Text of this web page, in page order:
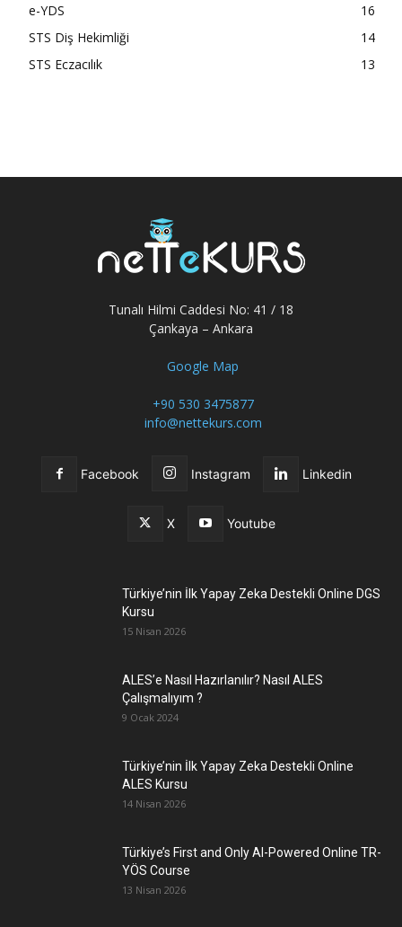
e-YDS
16
STS Diş Hekimliği
14
STS Eczacılık
13
Tunalı Hilmi Caddesi No: 41 / 18
Çankaya – Ankara
Google Map
+90 530 3475877
info@nettekurs.com
Facebook Instagram Linkedin
X Youtube
Türkiye’nin İlk Yapay Zeka Destekli Online DGS
Kursu
15 Nisan 2026
ALES’e Nasıl Hazırlanılır? Nasıl ALES
Çalışmalıyım ?
9 Ocak 2024
Türkiye’nin İlk Yapay Zeka Destekli Online
ALES Kursu
14 Nisan 2026
Türkiye’s First and Only AI-Powered Online TR-
YÖS Course
13 Nisan 2026